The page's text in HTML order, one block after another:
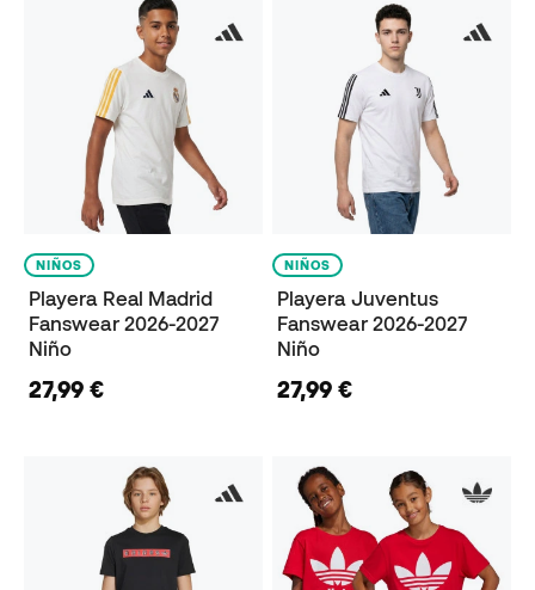
NIÑOS
Playera Real Madrid
Fanswear 2026-2027
Niño
27,99 €
NIÑOS
Playera Juventus
Fanswear 2026-2027
Niño
27,99 €